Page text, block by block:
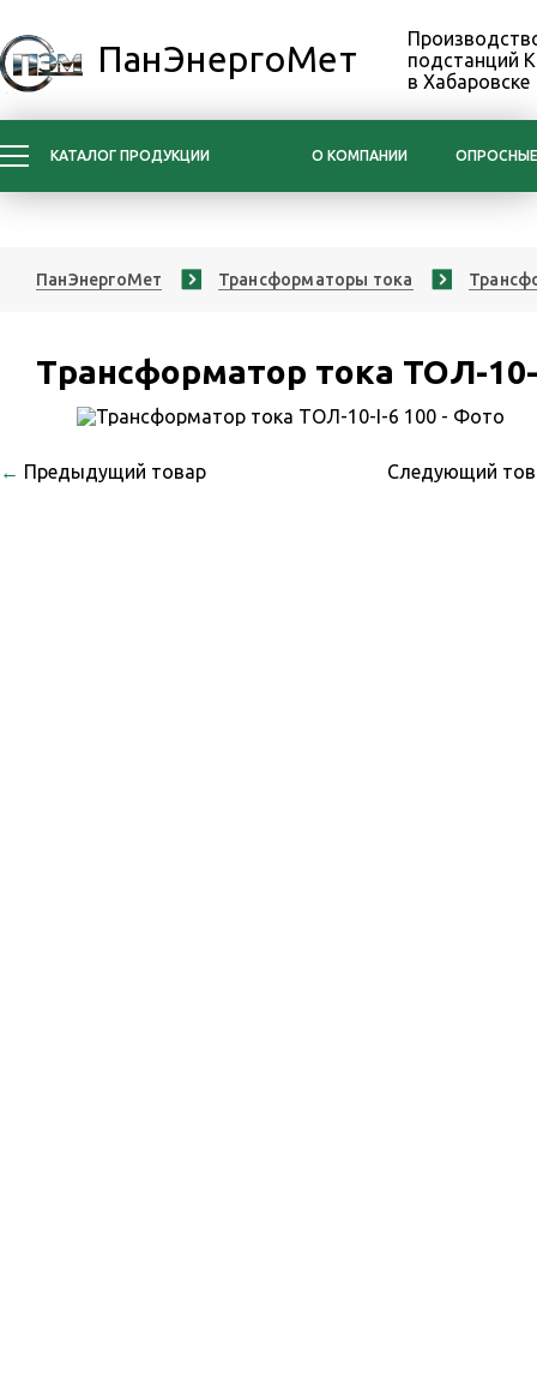
ПанЭнергоМет
подстанций
в Хабаровске
КАТАЛОГ ПРОДУКЦИИ О КОМПАНИИ
ПанЭнергоМет Трансформаторы тока
Трансформатор тока ТОЛ-
← Предыдущий товар Следующий